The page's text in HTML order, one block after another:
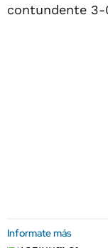
contundente 3-
Informate más